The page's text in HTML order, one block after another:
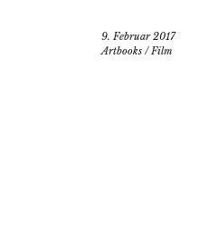
9. Februar 2017
Artbooks /Film